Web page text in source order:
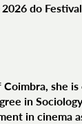
do
she
in
in cinema